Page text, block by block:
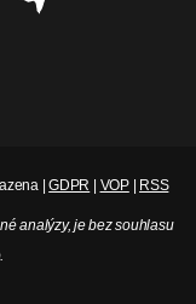
|GDPR | VOP| RSS
analýzy, je bez souhlasu